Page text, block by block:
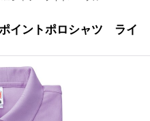
ポイントポロシャツ ライ